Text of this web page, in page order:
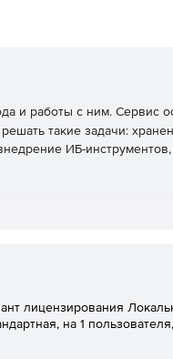
и работы с ним. Сервис
такие задачи:
ИБ-
лицензирования
на 1